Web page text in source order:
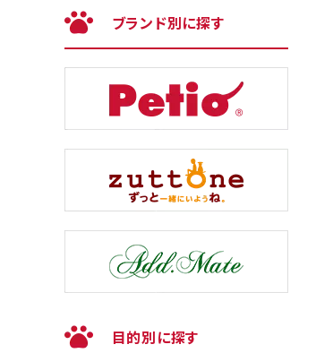
ブランド別に探す
目的別に探す